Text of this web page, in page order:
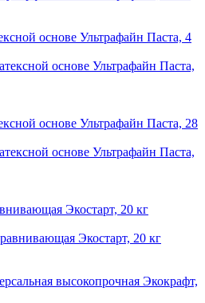
основе Ультрафайн Паста, 4
основе Ультрафайн Паста, 28
Экостарт, 20 кг
высокопрочная Экокрафт,